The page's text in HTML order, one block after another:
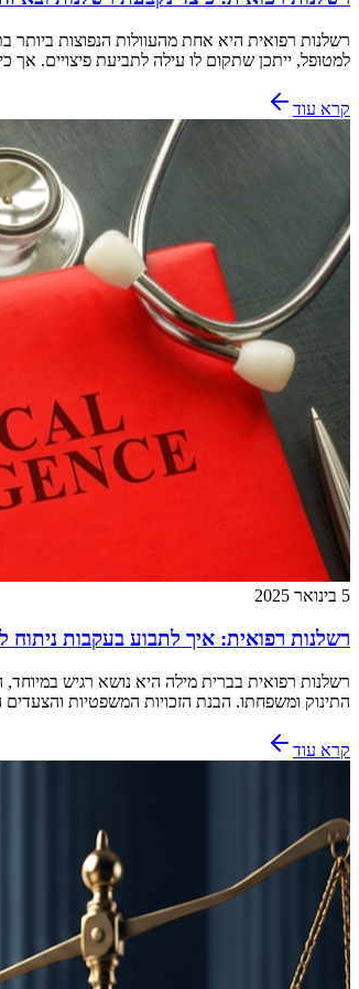
רשלנות רפואית היא אחת מהעוולות הנפוצות ביותר
למטופל, ייתכן שתקום לו עילה לתביעת פיצויים. אך
קרא עוד
5 בינואר 2025
רשלנות רפואית: איך לתבוע בעקבות ניתוח
רשלנות רפואית בברית מילה היא נושא רגיש
התינוק ומשפחתו. הבנת הזכויות המשפטיות
קרא עוד